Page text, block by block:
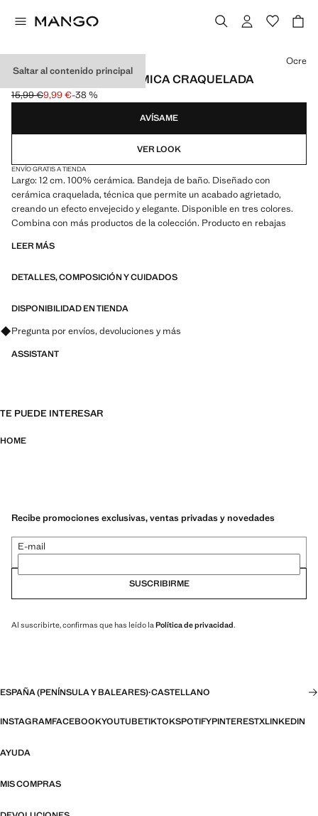
Saltar al contenido principal
BANDEJA BAÑO CERÁMICA CRAQUELADA
Precio inicial tachado [15,99 € ]
15,99 €
Precio actual [9,99 € ]
9,99 €-38 %
Selecciona un color
Ocre
AVÍSAME
VER LOOK
ENVÍO GRATIS A TIENDA
Largo: 12 cm. 100% cerámica. Bandeja de baño. Diseñado con
cerámica craquelada, técnica que permite un acabado agrietado,
creando un efecto envejecido y elegante. Disponible en tres colores.
Combina con más productos de la colección. Producto en rebajas
LEER MÁS
DETALLES, COMPOSICIÓN Y CUIDADOS
DISPONIBILIDAD EN TIENDA
Pregunta por envíos, devoluciones y más
ASSISTANT
TE PUEDE INTERESAR
HOME
Recibe promociones exclusivas, ventas privadas y novedades
E-mail
SUSCRIBIRME
Al suscribirte, confirmas que has leído la Política de privacidad.
ESPAÑA (PENÍNSULA Y BALEARES)·CASTELLANO
INSTAGRAMFACEBOOKYOUTUBETIKTOKSPOTIFYPINTERESTXLINKEDIN
AYUDA
MIS COMPRAS